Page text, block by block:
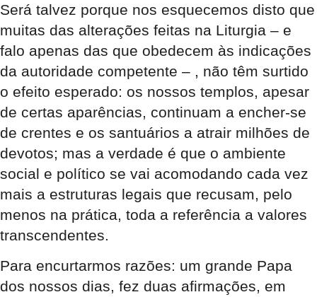
Será talvez porque nos esquecemos disto que
muitas das alterações feitas na Liturgia – e
falo apenas das que obedecem às indicações
da autoridade competente – , não têm surtido
o efeito esperado: os nossos templos, apesar
de certas aparências, continuam a encher-se
de crentes e os santuários a atrair milhões de
devotos; mas a verdade é que o ambiente
social e político se vai acomodando cada vez
mais a estruturas legais que recusam, pelo
menos na prática, toda a referência a valores
transcendentes.
Para encurtarmos razões: um grande Papa
dos nossos dias, fez duas afirmações, em